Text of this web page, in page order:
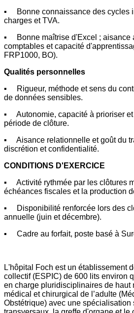
▪ Bonne connaissance des cycles
charges et TVA.
▪ Bonne maîtrise d'Excel ; aisance
comptables et capacité
FRP1000, BO).
Qualités personnelles
▪ Rigueur, méthode et sens du
de données sensibles.
▪ Autonomie, capacité à prioriser et
période de clôture.
▪ Aisance relationnelle et goût du
discrétion et confidentialité.
CONDITIONS D'EXERCICE
▪ Activité rythmée par les clôtures
échéances fiscales et la production
▪ Disponibilité renforcée lors des
annuelle (juin et décembre).
▪ Cadre au forfait, poste basé à
L'hôpital Foch est un établissement
collectif (ESPIC) de 600 lits environ
en charge pluridisciplinaires de haut
médical et chirurgical de l’adulte
Obstétrique) avec une spécialisation